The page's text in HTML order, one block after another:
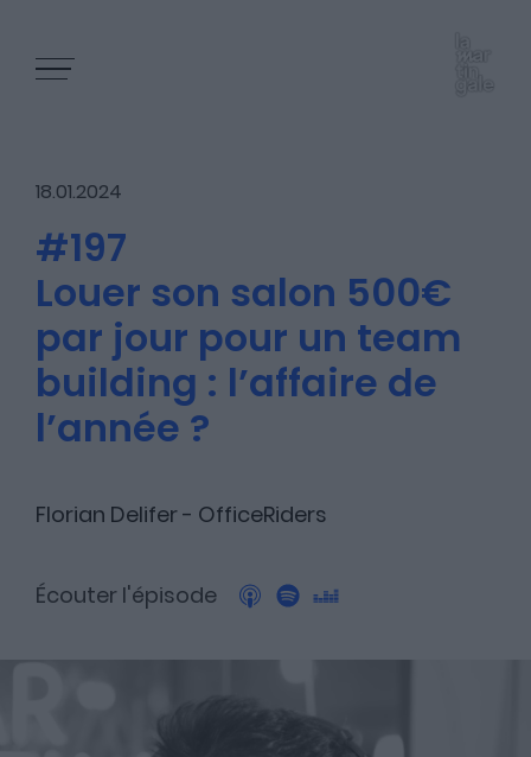
Les épisodes
Les articles
Nous contacter
Fundora
18.01.2024
#197
Louer son salon 500€
par jour pour un team
building : l’affaire de
l’année ?
Florian Delifer - OfficeRiders
Écouter l'épisode